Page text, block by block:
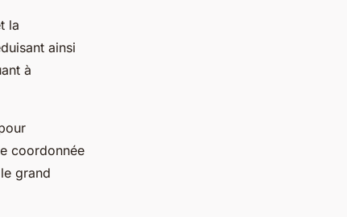
la
ainsi
à
coordonnée
grand